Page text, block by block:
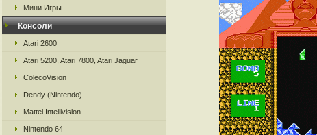
Мини Игры
Консоли
Atari 2600
Atari 5200, Atari 7800, Atari Jaguar
ColecoVision
Dendy (Nintendo)
Mattel Intellivision
Nintendo 64